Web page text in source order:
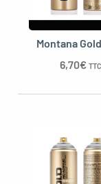
Montana
6,70€ TTC